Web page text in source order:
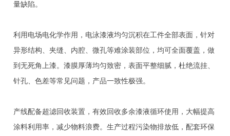
量缺陷。
利用电场电化学作用，电泳漆液均匀沉积在工件全部表面，针对
异形结构、夹缝、内腔、微孔等难涂装部位，均可全面覆盖，做
到无死角上漆。漆膜厚薄均匀致密，表面平整细腻，杜绝流挂、
针孔、色差等常见问题，产品一致性极强。
产线配备超滤回收装置，有效回收多余漆液循环使用，大幅提高
涂料利用率，减少物料浪费。生产过程污染物排放低，配套环保